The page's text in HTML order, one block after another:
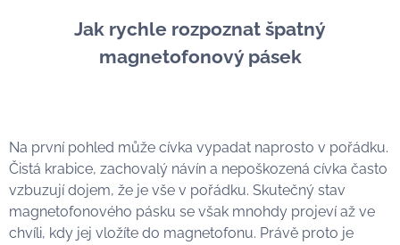
Jak rychle rozpoznat špatný
magnetofonový pásek
Na první pohled může cívka vypadat naprosto v pořádku.
Čistá krabice, zachovalý návín a nepoškozená cívka často
vzbuzují dojem, že je vše v pořádku. Skutečný stav
magnetofonového pásku se však mnohdy projeví až ve
chvíli, kdy jej vložíte do magnetofonu. Právě proto je